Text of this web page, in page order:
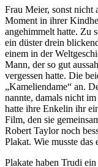
Frau Meier, sonst nicht
Moment in ihrer
angehimmelt hatte. Zu
ein düster drein
einem in der
Mann, der so gut
vergessen hatte. Die
„Kameliendame“ an.
nannte, damals nicht
hatte ihre Enkelin ihr
Film, den sie
Robert Taylor noch
Plakat. Wie musste
Plakate haben Trudi